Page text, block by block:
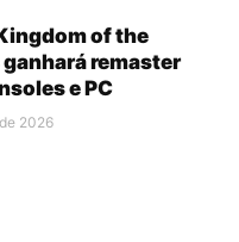
of the
remaster
e PC
2026